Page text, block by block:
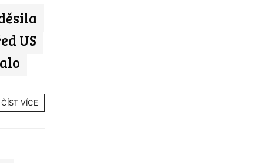
US
ČÍST VÍCE